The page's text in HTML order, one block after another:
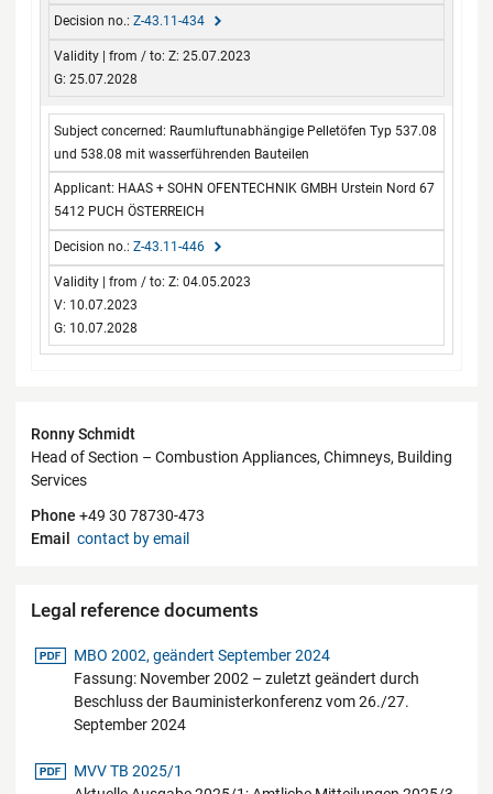
Z-43.11-434
Z: 25.07.2023
G: 25.07.2028
Raumluftunabhängige Pelletöfen Typ 537.08
und 538.08 mit wasserführenden Bauteilen
HAAS + SOHN OFENTECHNIK GMBH Urstein Nord 67
5412 PUCH ÖSTERREICH
Z-43.11-446
Z: 04.05.2023
V: 10.07.2023
G: 10.07.2028
Contact
Ronny Schmidt
Head of Section – Combustion Appliances, Chimneys, Building
Services
Phone +49 30 78730-473
Email
contact by email
Legal reference documents
pdf-Datei
MBO 2002, geändert September 2024
Fassung: November 2002 – zuletzt geändert durch
Beschluss der Bauministerkonferenz vom 26./27.
September 2024
pdf-Datei
MVV TB 2025/1